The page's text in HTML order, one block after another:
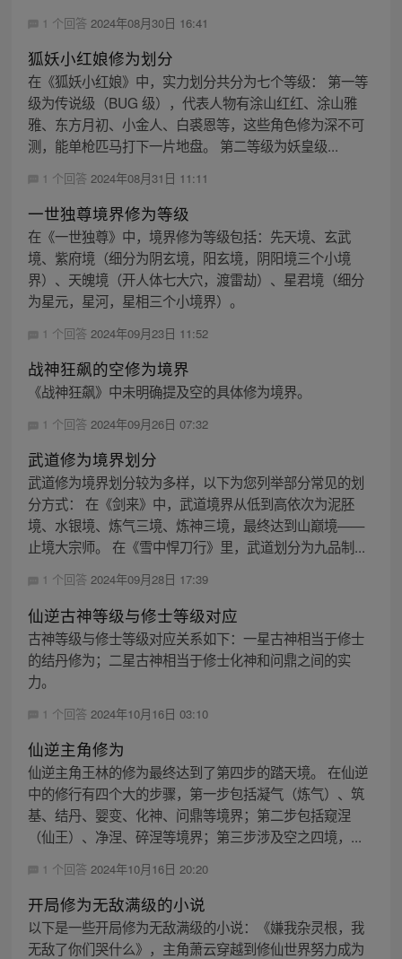
1 个回答 2024年08月30日 16:41
狐妖小红娘修为划分
在《狐妖小红娘》中，实力划分共分为七个等级： 第一等
级为传说级（BUG 级），代表人物有涂山红红、涂山雅
雅、东方月初、小金人、白裘恩等，这些角色修为深不可
测，能单枪匹马打下一片地盘。 第二等级为妖皇级...
1 个回答 2024年08月31日 11:11
一世独尊境界修为等级
在《一世独尊》中，境界修为等级包括：先天境、玄武
境、紫府境（细分为阴玄境，阳玄境，阴阳境三个小境
界）、天魄境（开人体七大穴，渡雷劫）、星君境（细分
为星元，星河，星相三个小境界）。
1 个回答 2024年09月23日 11:52
战神狂飙的空修为境界
《战神狂飙》中未明确提及空的具体修为境界。
1 个回答 2024年09月26日 07:32
武道修为境界划分
武道修为境界划分较为多样，以下为您列举部分常见的划
分方式： 在《剑来》中，武道境界从低到高依次为泥胚
境、水银境、炼气三境、炼神三境，最终达到山巅境——
止境大宗师。 在《雪中悍刀行》里，武道划分为九品制...
1 个回答 2024年09月28日 17:39
仙逆古神等级与修士等级对应
古神等级与修士等级对应关系如下：一星古神相当于修士
的结丹修为；二星古神相当于修士化神和问鼎之间的实
力。
1 个回答 2024年10月16日 03:10
仙逆主角修为
仙逆主角王林的修为最终达到了第四步的踏天境。 在仙逆
中的修行有四个大的步骤，第一步包括凝气（炼气）、筑
基、结丹、婴变、化神、问鼎等境界；第二步包括窥涅
（仙王）、净涅、碎涅等境界；第三步涉及空之四境，...
1 个回答 2024年10月16日 20:20
开局修为无敌满级的小说
以下是一些开局修为无敌满级的小说：《嫌我杂灵根，我
无敌了你们哭什么》，主角萧云穿越到修仙世界努力成为